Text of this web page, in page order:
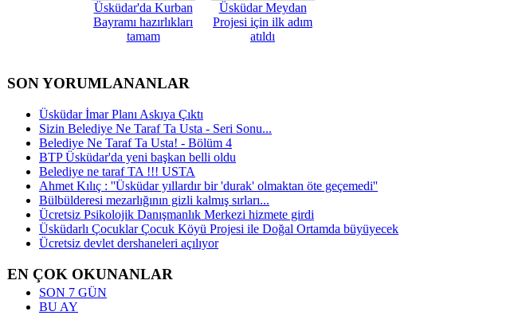
Üsküdar'da Kurban
Bayramı hazırlıkları
tamam
Üsküdar Meydan
Projesi için ilk adım
atıldı
SON YORUMLANANLAR
Üsküdar İmar Planı Askıya Çıktı
Sizin Belediye Ne Taraf Ta Usta - Seri Sonu...
Belediye Ne Taraf Ta Usta! - Bölüm 4
BTP Üsküdar'da yeni başkan belli oldu
Belediye ne taraf TA !!! USTA
Ahmet Kılıç : ''Üsküdar yıllardır bir 'durak' olmaktan öte geçemedi''
Bülbülderesi mezarlığının gizli kalmış sırları...
Ücretsiz Psikolojik Danışmanlık Merkezi hizmete girdi
Üsküdarlı Çocuklar Çocuk Köyü Projesi ile Doğal Ortamda büyüyecek
Ücretsiz devlet dershaneleri açılıyor
EN ÇOK OKUNANLAR
SON 7 GÜN
BU AY